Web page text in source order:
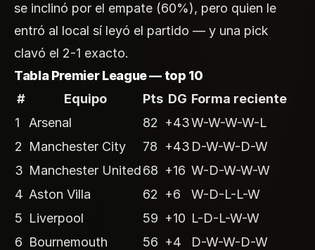
se inclinó por el empate (60%), pero quien le
entró al local sí leyó el partido — y una pick
clavó el 2-1 exacto.
Tabla Premier League — top 10
#
Equipo Pts DG Forma reciente
1
Arsenal 82 +43W-W-W-W-L
2
Manchester City 78 +43 D-W-W-D-W
3 Manchester United68 +16 W-D-W-W-W
4 Aston Villa 62 +6
W-D-L-L-W
5 Liverpool 59 +10 L-D-L-W-W
6 Bournemouth 56 +4
D-W-W-D-W